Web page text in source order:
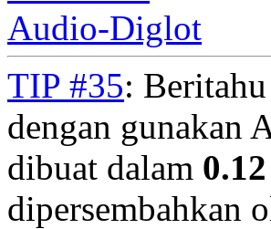
Audio-Diglot
TIP #35:
dengan
dibuat dalam 0.12
dipersembahkan